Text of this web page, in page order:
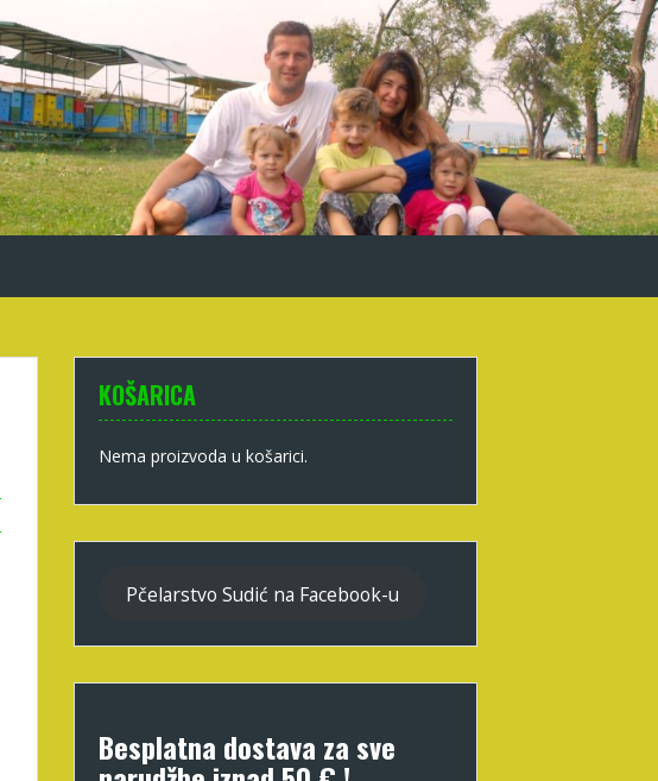
KOŠARICA
Nema proizvoda u košarici.
Pčelarstvo Sudić na Facebook-u
Besplatna dostava za sve